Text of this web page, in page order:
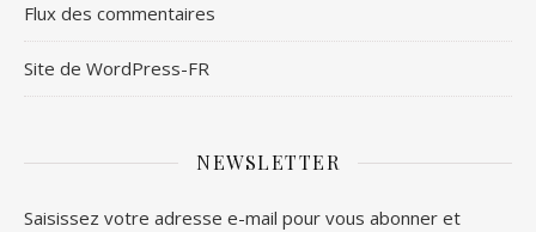
Flux des commentaires
Site de WordPress-FR
NEWSLETTER
Saisissez votre adresse e-mail pour vous abonner et